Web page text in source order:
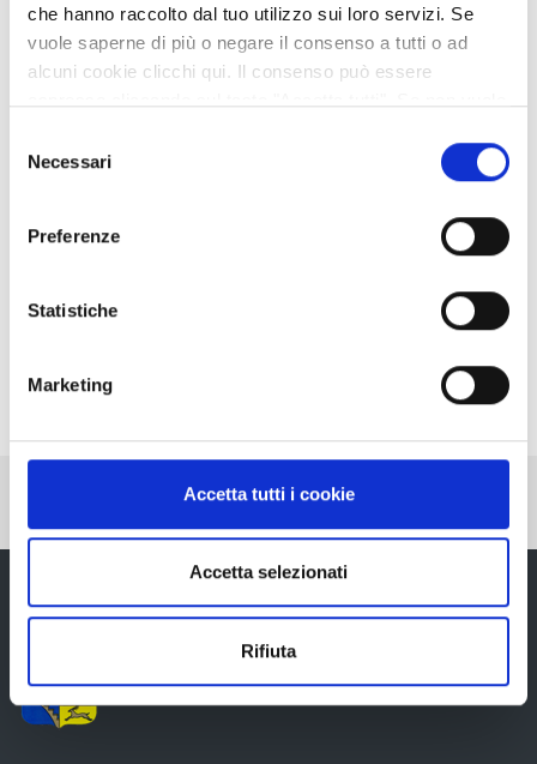
che hanno raccolto dal tuo utilizzo sui loro servizi. Se
vuole saperne di più o negare il consenso a tutti o ad
alcuni cookie clicchi qui. Il consenso può essere
tasto "Rifiuta".
delNecessari
Preferenze
Statistiche
Marketing
Accetta tutti i cookie
Accetta selezionati
Rifiuta
Persona referente
STEFANO TAGLIAVINI
Telefono:0522444849
Telefono: 0522444811
E-mail:m.franceschetti@provincia.re.it
Pubblicato: 05 Ottobre 2021
—
Provincia di Reggio Emilia